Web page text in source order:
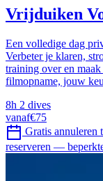
Vrijduiken
Een volledige dag
Verbeter je klaren,
training over en
filmopname, jouw
8h 2 dives
vanaf€75
Gratis annuleren
reserveren —